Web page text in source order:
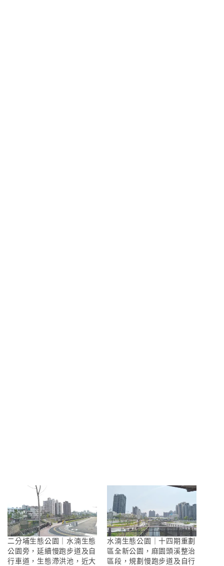
二分埔生態公園｜水湳生態
公園旁，延續慢跑步道及自
行車道，生態滯洪池，近大
水湳生態公園｜十四期重劃
區全新公園，麻園頭溪整治
區段，規劃慢跑步道及自行